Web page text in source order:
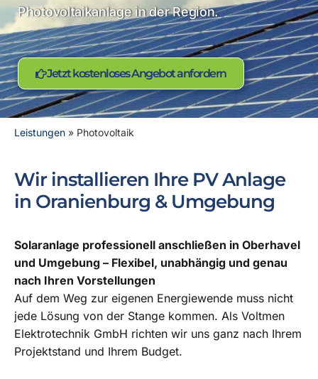
Photovoltaikanlage in der Region.
Jetzt kostenloses Angebot anfordern
Leistungen » Photovoltaik
Wir installieren Ihre PV Anlage
in Oranienburg & Umgebung
Solaranlage professionell anschließen in Oberhavel
und Umgebung – Flexibel, unabhängig und genau
nach Ihren Vorstellungen
Auf dem Weg zur eigenen Energiewende muss nicht
jede Lösung von der Stange kommen. Als Voltmen
Elektrotechnik GmbH richten wir uns ganz nach Ihrem
Projektstand und Ihrem Budget.